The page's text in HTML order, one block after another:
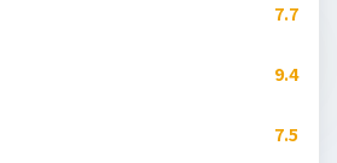
7.7
9.4
7.5